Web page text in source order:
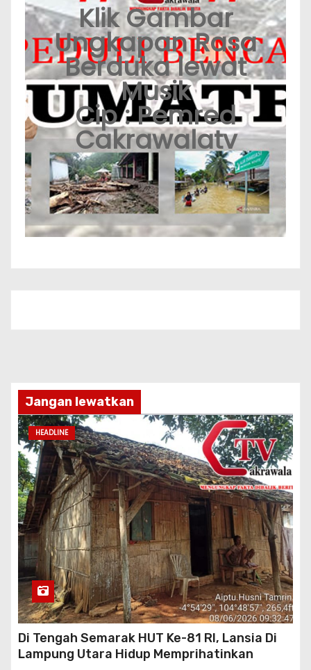
Klik Gambar
Ungkapan Rasa
Berduka lewat
Musik
Cip : Pemred
Cakrawalatv
Jangan lewatkan
HEADLINE
Di Tengah Semarak HUT Ke-81 RI, Lansia Di
Lampung Utara Hidup Memprihatinkan